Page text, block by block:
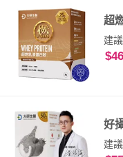
超
建
好
建